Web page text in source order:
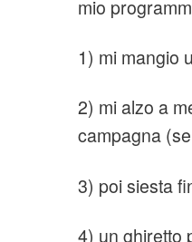
mio
1) mi mangio
2) mi alzo a
campagna
3) poi siesta
4) un ghiretto